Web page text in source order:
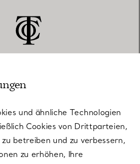
und ähnliche Technologien
Cookies von Drittparteien,
betreiben und zu verbessern,
zu erhöhen, Ihre